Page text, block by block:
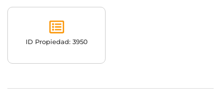
ID Propiedad: 3950